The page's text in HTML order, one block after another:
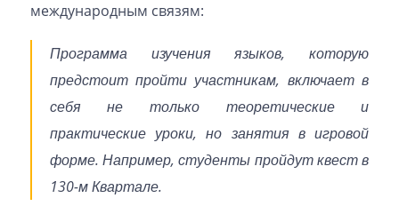
международным связям:
Программа изучения языков, которую
предстоит пройти участникам, включает в
себя не только теоретические и
практические уроки, но занятия в игровой
форме. Например, студенты пройдут квест в
130-м Квартале.